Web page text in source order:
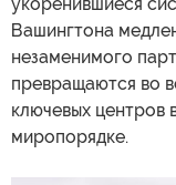
Вашингтона
незаменимого
превращаются во
ключевых центров
миропорядке.